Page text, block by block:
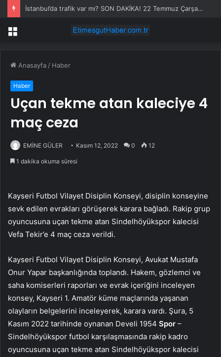
İstanbul’da trafik var mı? SON DAKİKA! 22 Temmuz Çarşamba hangi ilçelerde trafik var, hangi yollar kapalı?
Menü
Anasayfa / Haber
Haber
Uçan tekme atan kaleciye 4
maç ceza
EMİNE GÜLER Kasım 12, 2022 0 12
1 dakika okuma süresi
Kayseri Futbol Vilayet Disiplin Konseyi, disiplin konseyine
sevk edilen evrakları görüşerek karara bağladı. Rakip grup
oyuncusuna uçan tekme atan Sindelhöyükspor kalecisi
Vefa Tekir’e 4 maç ceza verildi.
Kayseri Futbol Vilayet Disiplin Konseyi, Avukat Mustafa
Onur Yapar başkanlığında toplandı. Hakem, gözlemci ve
saha komiserleri raporları ve evrak içeriğini inceleyen
konsey, Kayseri 1. Amatör küme maçlarında yaşanan
olayların belgelerini inceleyerek, karara vardı. Şura, 5
Kasım 2022 tarihinde oynanan Develi 1954 Spor –
Sindelhöyükspor futbol karşılaşmasında rakip kadro
oyuncusuna uçan tekme atan Sindelhöyükspor kalecisi